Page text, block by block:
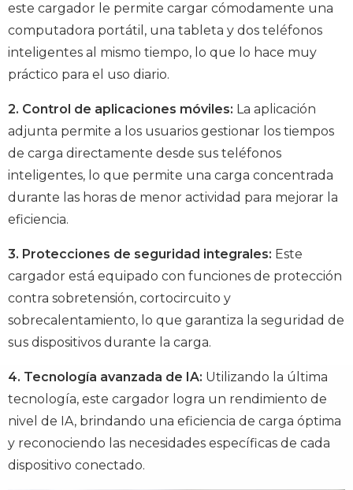
este cargador le permite cargar cómodamente una
computadora portátil, una tableta y dos teléfonos
inteligentes al mismo tiempo, lo que lo hace muy
práctico para el uso diario.
2. Control de aplicaciones móviles: La aplicación
adjunta permite a los usuarios gestionar los tiempos
de carga directamente desde sus teléfonos
inteligentes, lo que permite una carga concentrada
durante las horas de menor actividad para mejorar la
eficiencia.
3. Protecciones de seguridad integrales: Este
cargador está equipado con funciones de protección
contra sobretensión, cortocircuito y
sobrecalentamiento, lo que garantiza la seguridad de
sus dispositivos durante la carga.
4. Tecnología avanzada de IA: Utilizando la última
tecnología, este cargador logra un rendimiento de
nivel de IA, brindando una eficiencia de carga óptima
y reconociendo las necesidades específicas de cada
dispositivo conectado.